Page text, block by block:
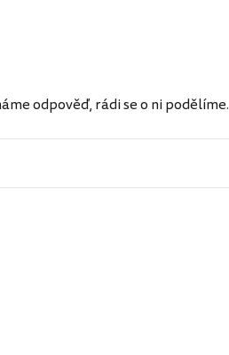
odpověď, rádi se o ni podělíme.